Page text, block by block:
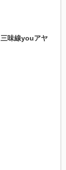
三味線youアヤ